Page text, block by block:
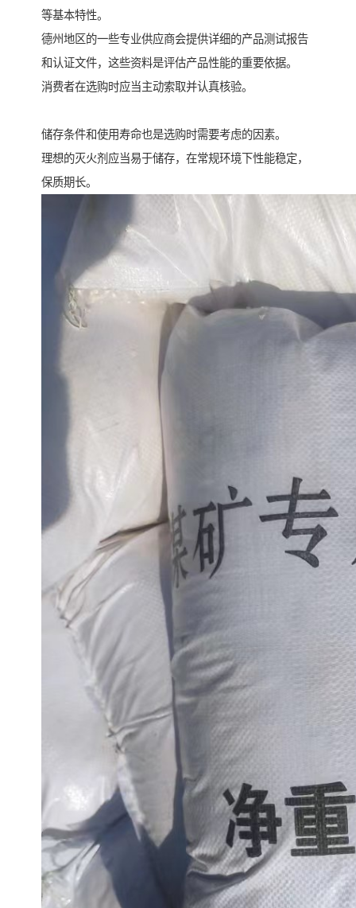
等基本特性。
德州地区的一些专业供应商会提供详细的产品测试报告
和认证文件，这些资料是评估产品性能的重要依据。
消费者在选购时应当主动索取并认真核验。
储存条件和使用寿命也是选购时需要考虑的因素。
理想的灭火剂应当易于储存，在常规环境下性能稳定，
保质期长。